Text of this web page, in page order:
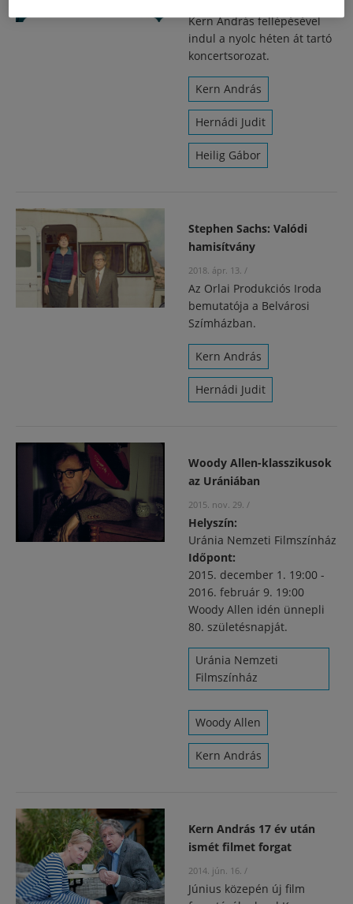
Kern András fellépésével
indul a nyolc héten át tartó
koncertsorozat.
Kern András
Hernádi Judit
Heilig Gábor
Stephen Sachs: Valódi
hamisítvány
2018. ápr. 13. /
Az Orlai Produkciós Iroda
bemutatója a Belvárosi
Szímházban.
Kern András
Hernádi Judit
Woody Allen-klasszikusok
az Urániában
2015. nov. 29. /
Helyszín:
Uránia Nemzeti Filmszínház
Időpont:
2015. december 1. 19:00 -
2016. február 9. 19:00
Woody Allen idén ünnepli
80. születésnapját.
Uránia Nemzeti
Filmszínház
Woody Allen
Kern András
Kern András 17 év után
ismét filmet forgat
2014. jún. 16. /
Június közepén új film